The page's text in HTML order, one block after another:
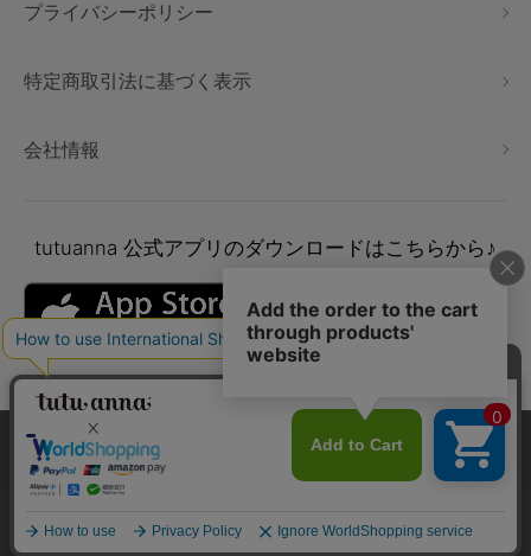
プライバシーポリシー
特定商取引法に基づく表示
会社情報
tutuanna 公式アプリのダウンロードはこちらから♪
本サイトでは、より快適にご利用いただけるようCookieを利用し
ています。詳細については
プライバシポリシー
をご確認くださ
い。
承諾する